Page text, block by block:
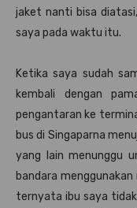
jaket nanti bisa
saya pada waktu itu.
Ketika saya sudah
kembali dengan
pengantaran ke
bus di Singaparna
yang lain menunggu
bandara
ternyata ibu saya